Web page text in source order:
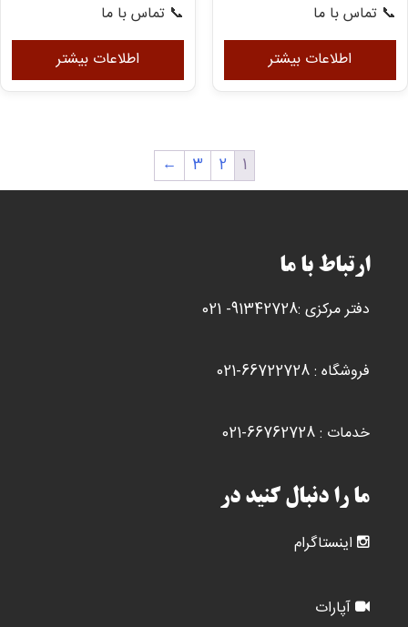
📞 تماس با ما
اطلاعات بیشتر
📞 تماس با ما
اطلاعات بیشتر
1
2
3
←
ارتباط با ما
دفتر مرکزی :91342728- 021
فروشگاه : 66722728-021
خدمات : 66762728-021
ما را دنبال کنید در
اینستاگرام
آپارات